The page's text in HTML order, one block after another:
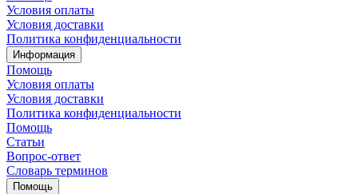
Условия оплаты
Условия доставки
Политика конфиденциальности
Информация
Помощь
Условия оплаты
Условия доставки
Политика конфиденциальности
Помощь
Статьи
Вопрос-ответ
Словарь терминов
Помощь